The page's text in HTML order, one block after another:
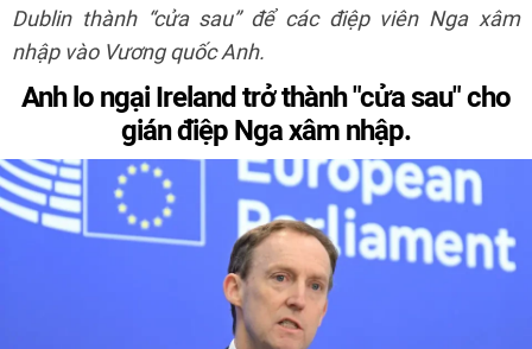
Dublin thành “cửa sau” để các điệp viên Nga xâm
nhập vào Vương quốc Anh.
Anh lo ngại Ireland trở thành "cửa sau" cho
gián điệp Nga xâm nhập.